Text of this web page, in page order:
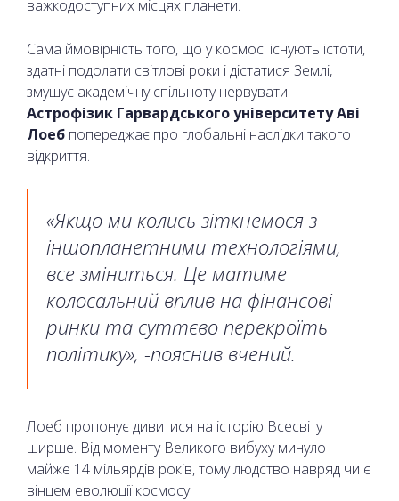
важкодоступних місцях планети.
Сама ймовірність того, що у космосі існують істоти,
здатні подолати світлові роки і дістатися Землі,
змушує академічну спільноту нервувати.
Астрофізик Гарвардського університету Аві
Лоеб попереджає про глобальні наслідки такого
відкриття.
«Якщо ми колись зіткнемося з
іншопланетними технологіями,
все зміниться. Це матиме
колосальний вплив на фінансові
ринки та суттєво перекроїть
політику», -пояснив вчений.
Лоеб пропонує дивитися на історію Всесвіту
ширше. Від моменту Великого вибуху минуло
майже 14 мільярдів років, тому людство навряд чи є
вінцем еволюції космосу.